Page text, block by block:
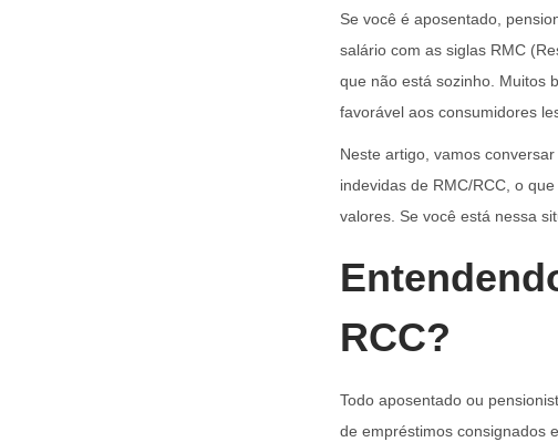
Se você é aposentado,
salário com as siglas RMC
que não está sozinho. Muitos
favorável aos consumidores
Neste artigo, vamos
indevidas de RMC/RCC, o
valores. Se você está nessa
RCC?
Todo aposentado ou
de empréstimos consignados